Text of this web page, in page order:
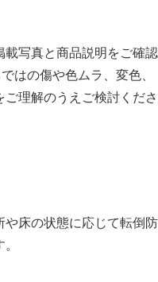
載写真と商品説明をご確認
はの傷や色ムラ、変色、
理解のうえご検討くださ
床の状態に応じて転倒防